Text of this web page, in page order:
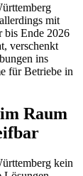
mit
bis Ende 2026
verschenkt
ins
für Betriebe in
Raum
kein